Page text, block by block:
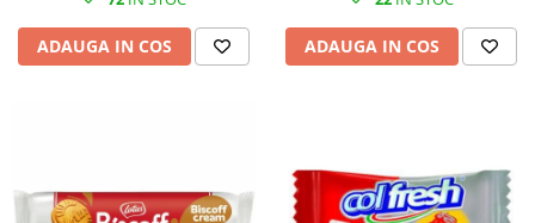
ADAUGA IN COS ADAUGA IN COS